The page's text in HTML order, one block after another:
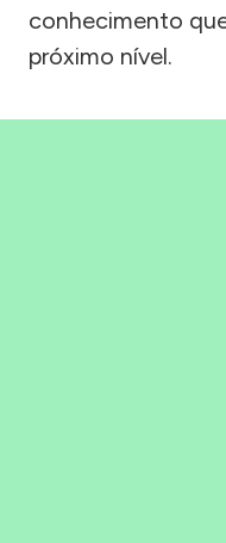
conhecimento
próximo nível.